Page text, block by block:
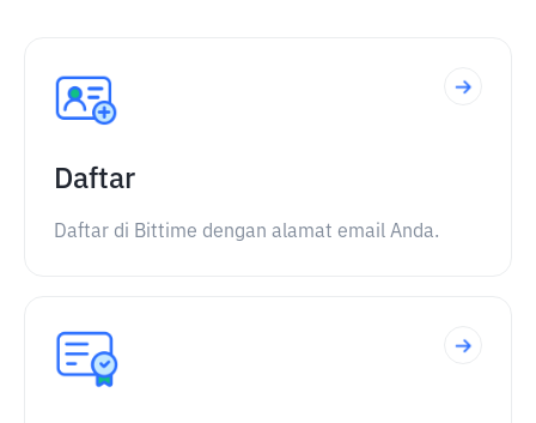
Daftar
Daftar di Bittime dengan alamat email Anda.